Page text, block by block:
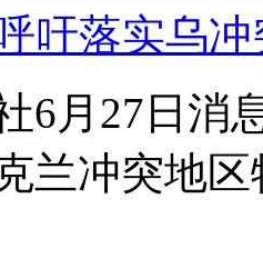
吁落实乌
27日消息
兰冲突地